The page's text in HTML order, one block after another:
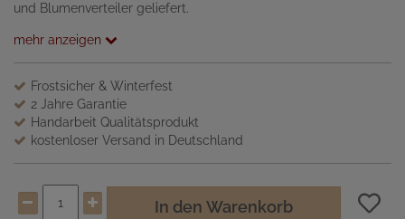
und Blumenverteiler geliefert.
mehr anzeigen
Frostsicher & Winterfest
2 Jahre Garantie
Handarbeit Qualitätsprodukt
kostenloser Versand in Deutschland
In den Warenkorb